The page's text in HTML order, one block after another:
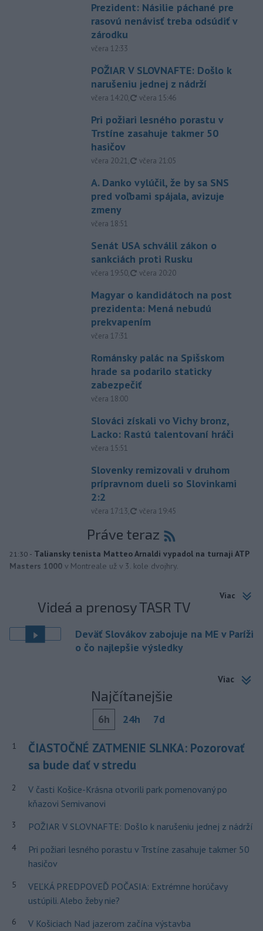
Prezident: Násilie páchané pre
rasovú nenávisť treba odsúdiť v
zárodku
včera 12:33
POŽIAR V SLOVNAFTE: Došlo k
narušeniu jednej z nádrží
včera 14:20, aktualizované
včera 15:46
Pri požiari lesného porastu v
Trstíne zasahuje takmer 50
hasičov
včera 20:21, aktualizované
včera 21:05
A. Danko vylúčil, že by sa SNS
pred voľbami spájala, avizuje
zmeny
včera 18:51
Senát USA schválil zákon o
sankciách proti Rusku
včera 19:50, aktualizované
včera 20:20
Magyar o kandidátoch na post
prezidenta: Mená nebudú
prekvapením
včera 17:31
Románsky palác na Spišskom
hrade sa podarilo staticky
zabezpečiť
včera 18:00
Slováci získali vo Vichy bronz,
Lacko: Rastú talentovaní hráči
včera 15:51
Slovenky remizovali v druhom
prípravnom dueli so Slovinkami
2:2
včera 17:13, aktualizované
včera 19:45
Práve teraz
21:30 - Taliansky tenista Matteo Arnaldi vypadol na turnaji ATP
Masters 1000 v Montreale už v 3. kole dvojhry.
Viac
Videá a prenosy TASR TV
Deväť Slovákov zabojuje na ME v Paríži
o čo najlepšie výsledky
Viac
Najčítanejšie
6h 24h 7d
1
ČIASTOČNÉ ZATMENIE SLNKA: Pozorovať
sa bude dať v stredu
2
V časti Košice-Krásna otvorili park pomenovaný po
kňazovi Semivanovi
3 POŽIAR V SLOVNAFTE: Došlo k narušeniu jednej z nádrží
4
Pri požiari lesného porastu v Trstíne zasahuje takmer 50
hasičov
5
VEĽKÁ PREDPOVEĎ POČASIA: Extrémne horúčavy
ustúpili. Alebo žeby nie?
6
V Košiciach Nad jazerom začína výstavba